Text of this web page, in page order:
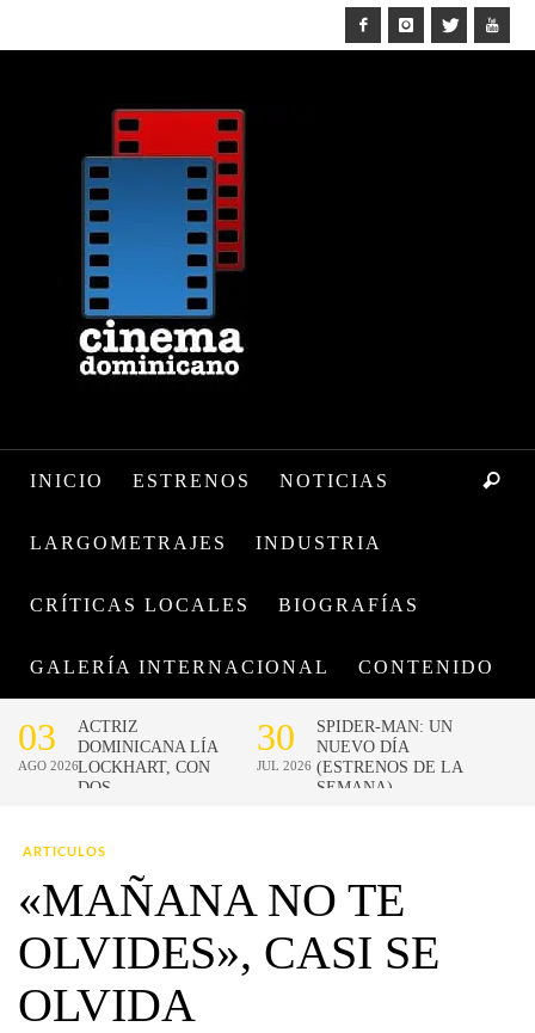
INICIO ESTRENOS NOTICIAS
LARGOMETRAJES INDUSTRIA
CRÍTICAS LOCALES BIOGRAFÍAS
GALERÍA INTERNACIONAL CONTENIDO
ARTICULOS
«MAÑANA NO TE
OLVIDES», CASI SE
OLVIDA